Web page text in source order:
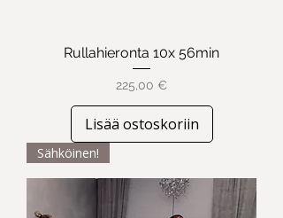
Rullahieronta 10x 56min
Hinta
225,00 €
Lisää ostoskoriin
Sähköinen!